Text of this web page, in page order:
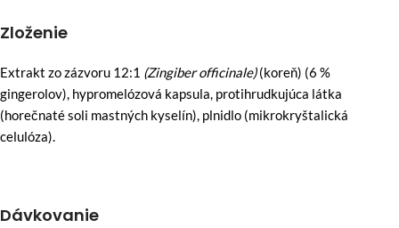
Zloženie
Extrakt zo zázvoru 12:1 (Zingiber officinale)(koreň) (6 %
gingerolov), hypromelózová kapsula, protihrudkujúca látka
(horečnaté soli mastných kyselín), plnidlo (mikrokryštalická
celulóza).
Dávkovanie